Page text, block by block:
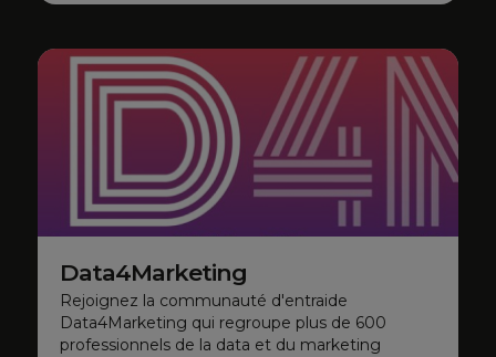
Data4Marketing
Rejoignez la communauté d'entraide
Data4Marketing qui regroupe plus de 600
professionnels de la data et du marketing